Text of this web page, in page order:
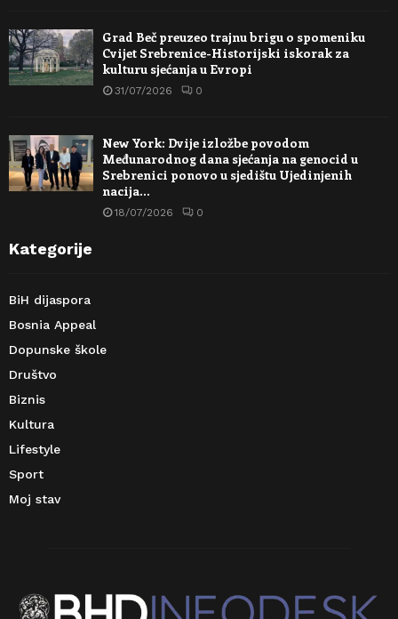
Grad Beč preuzeo trajnu brigu o spomeniku
Cvijet Srebrenice-Historijski iskorak za
kulturu sjećanja u Evropi
31/07/2026 0
New York: Dvije izložbe povodom
Međunarodnog dana sjećanja na genocid u
Srebrenici ponovo u sjedištu Ujedinjenih
nacija…
18/07/2026 0
Kategorije
BiH dijaspora
Bosnia Appeal
Dopunske škole
Društvo
Biznis
Kultura
Lifestyle
Sport
Moj stav